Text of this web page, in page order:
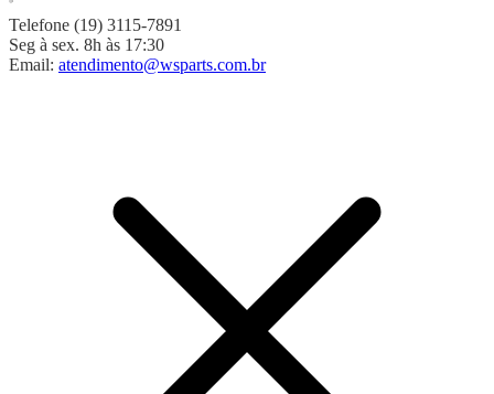
Telefone (19) 3115-7891
Seg à sex. 8h às 17:30
Email: atendimento@wsparts.com.br